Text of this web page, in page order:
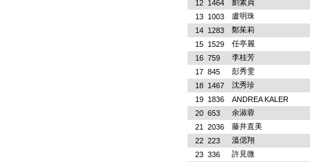
12 1464
劉素貞
13 1003
盧明珠
14 1283
鄭茱莉
15 1529
任亭麗
16 759
李桂芳
17 845
彭秀雯
18 1467
沈秀珍
19 1836
ANDREA KALER
20 653
余淑蓉
21
2036
藤井直美
22 223
溫偲翔
23 336
許見微